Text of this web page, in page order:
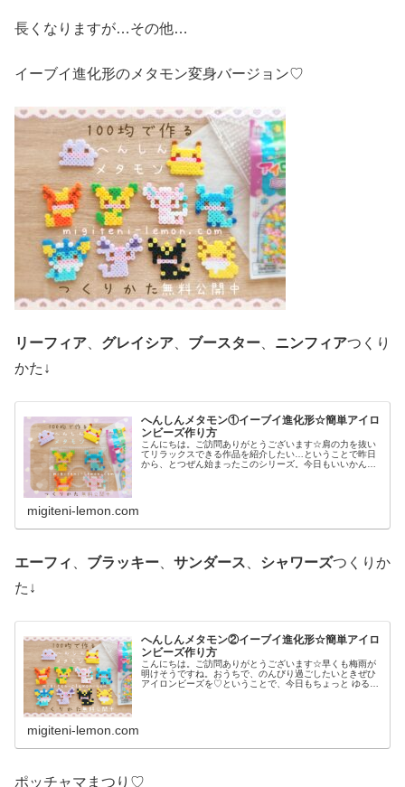
長くなりますが…その他…
イーブイ進化形のメタモン変身バージョン♡
リーフィア グレイシア ブースター ニンフィアつくり
かた↓
へんしんメタモン①イーブイ進化形☆簡単アイロ
ンビーズ作り方
こんにちは。ご訪問ありがとうございます☆肩の力を抜い
てリラックスできる作品を紹介したい…ということで昨日
から、とつぜん始まったこのシリーズ。今日もいいかんじ
migiteni-lemon.com
エーフィ ブラッキー サンダース シャワーズつくりか
た↓
へんしんメタモン②イーブイ進化形☆簡単アイロ
ンビーズ作り方
こんにちは。ご訪問ありがとうございます☆早くも梅雨が
明けそうですね。おうちで、のんびり過ごしたいときぜひ
アイロンビーズを♡ということで、今日もちょっと ゆる〜
migiteni-lemon.com
ポッチャマまつり♡